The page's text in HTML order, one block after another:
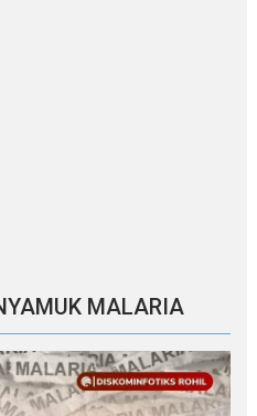
MALARIA